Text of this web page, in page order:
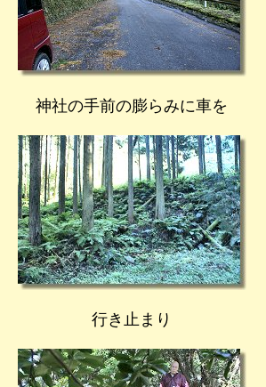
神社の手前の膨らみに車を
行き止まり